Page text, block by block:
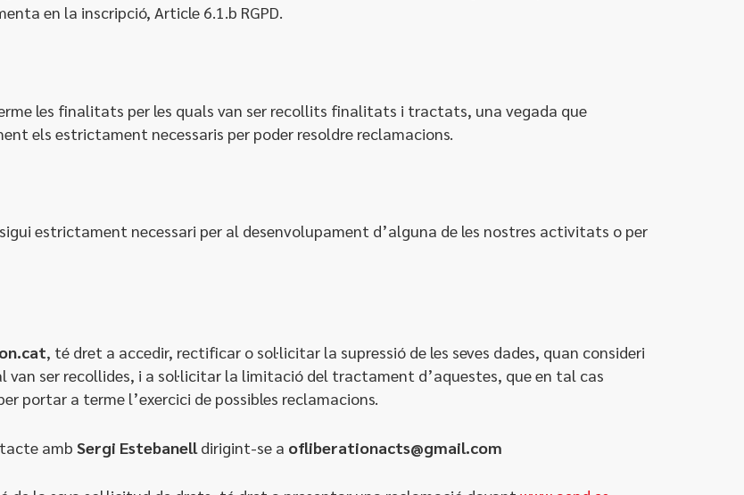
en la inscripció, Article 6.1.b RGPD.
les finalitats per les quals van ser recollits finalitats i tractats, una vegada que
els estrictament necessaris per poder resoldre reclamacions.
estrictament necessari per al desenvolupament d’alguna de les nostres activitats o per
, té dret a accedir, rectificar o sol·licitar la supressió de les seves dades, quan consideri
ser recollides, i a sol·licitar la limitació del tractament d’aquestes, que en tal cas
portar a terme l’exercici de possibles reclamacions.
amb Sergi Estebanell dirigint-se a ofliberationacts@gmail.com